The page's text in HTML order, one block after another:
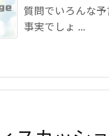
質問でいろんな
事実でしょ ...